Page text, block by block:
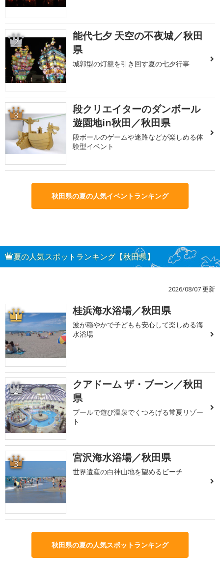
2
能代七夕 天空の不夜城／秋田
県
城郭型の灯籠を引き回す夏の七夕行事
3
段クリエイターのダンボール
遊園地in秋田／秋田県
段ボールのゲームや迷路などが楽しめる体
験型イベント
秋田県の夏の人気イベントランキング
夏の人気スポットランキング【秋田県】
2026/08/07 更新
1 桂浜海水浴場／秋田県
波が穏やかで子どもも安心して楽しめる海
水浴場
2
クアドーム ザ・ブーン／秋田
県
プールで遊び温泉でくつろげる常夏リゾー
ト
3 宮沢海水浴場／秋田県
世界遺産の白神山地を望めるビーチ
秋田県の夏の人気スポットランキング